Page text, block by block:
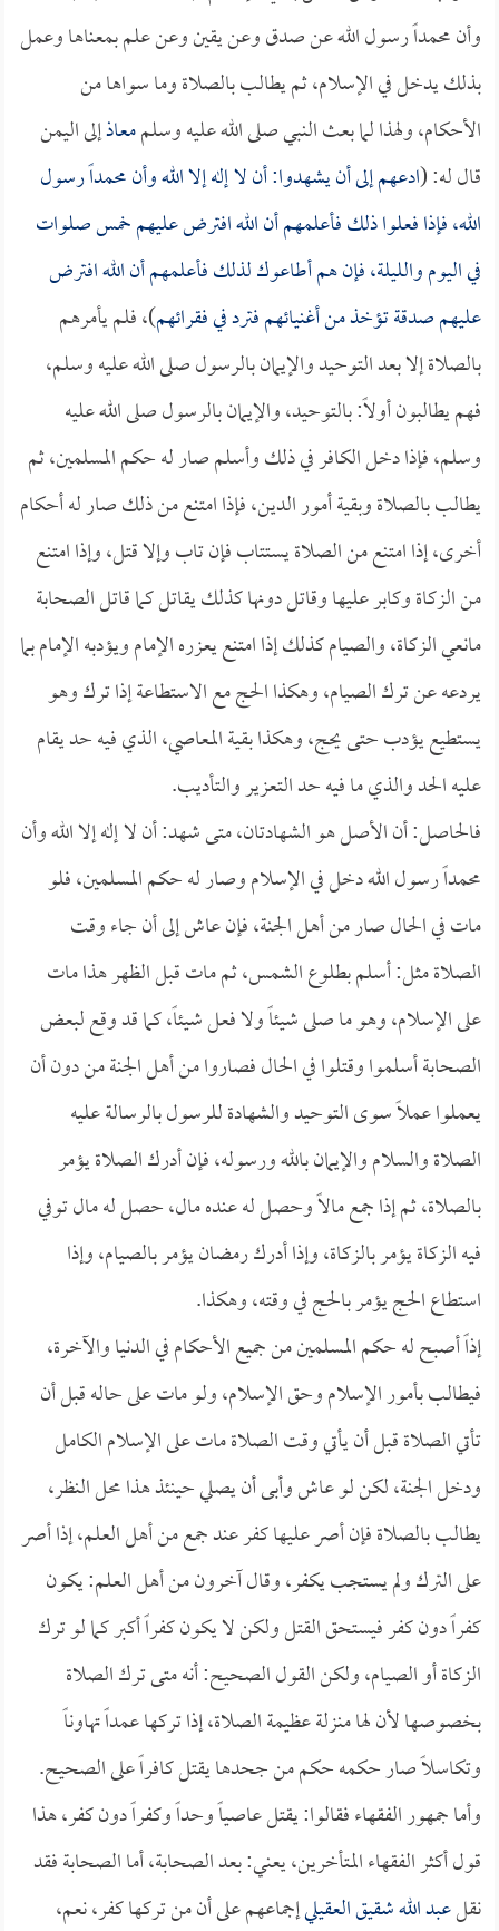
وأن محمداً رسول الله عن صدق وعن يقين وعن علم بمعناها وعمل
بذلك يدخل في الإسلام، ثم يطالب بالصلاة وما سواها من
الأحكام، ولهذا لما بعث النبي صلى الله عليه وسلممعاذإلى اليمن
قال له: (ادعهم إلى أن يشهدوا: أن لا إله إلا الله وأن محمداً رسول
الله، فإذا فعلوا ذلك فأعلمهم أن الله افترض عليهم خمس صلوات
في اليوم والليلة، فإن هم أطاعوك لذلك فأعلمهم أن الله افترض
عليهم صدقة تؤخذ من أغنيائهم فترد في فقرائهم)، فلم يأمرهم
بالصلاة إلا بعد التوحيد والإيمان بالرسول صلى الله عليه وسلم،
فهم يطالبون أولاً: بالتوحيد، والإيمان بالرسول صلى الله عليه
وسلم، فإذا دخل الكافر في ذلك وأسلم صار له حكم المسلمين، ثم
يطالب بالصلاة وبقية أمور الدين، فإذا امتنع من ذلك صار له أحكام
أخرى، إذا امتنع من الصلاة يستتاب فإن تاب وإلا قتل، وإذا امتنع
من الزكاة وكابر عليها وقاتل دونها كذلك يقاتل كما قاتل الصحابة
مانعي الزكاة، والصيام كذلك إذا امتنع يعزره الإمام ويؤدبه الإمام بما
يردعه عن ترك الصيام، وهكذا الحج مع الاستطاعة إذا ترك وهو
يستطيع يؤدب حتى يحج، وهكذا بقية المعاصي، الذي فيه حد يقام
عليه الحد والذي ما فيه حد التعزير والتأديب.
فالحاصل: أن الأصل هو الشهادتان، متى شهد: أن لا إله إلا الله وأن
محمداً رسول الله دخل في الإسلام وصار له حكم المسلمين، فلو
مات في الحال صار من أهل الجنة، فإن عاش إلى أن جاء وقت
الصلاة مثل: أسلم بطلوع الشمس، ثم مات قبل الظهر هذا مات
على الإسلام، وهو ما صلى شيئاً ولا فعل شيئاً، كما قد وقع لبعض
الصحابة أسلموا وقتلوا في الحال فصاروا من أهل الجنة من دون أن
يعملوا عملاً سوى التوحيد والشهادة للرسول بالرسالة عليه
الصلاة والسلام والإيمان بالله ورسوله، فإن أدرك الصلاة يؤمر
بالصلاة، ثم إذا جمع مالاً وحصل له عنده مال، حصل له مال توفي
فيه الزكاة يؤمر بالزكاة، وإذا أدرك رمضان يؤمر بالصيام، وإذا
استطاع الحج يؤمر بالحج في وقته، وهكذا.
إذاً أصبح له حكم المسلمين من جميع الأحكام في الدنيا والآخرة،
فيطالب بأمور الإسلام وحق الإسلام، ولو مات على حاله قبل أن
تأتي الصلاة قبل أن يأتي وقت الصلاة مات على الإسلام الكامل
ودخل الجنة، لكن لو عاش وأبى أن يصلي حينئذ هذا محل النظر،
يطالب بالصلاة فإن أصر عليها كفر عند جمع من أهل العلم، إذا أصر
على الترك ولم يستجب يكفر، وقال آخرون من أهل العلم: يكون
كفراً دون كفر فيستحق القتل ولكن لا يكون كفراً أكبر كما لو ترك
الزكاة أو الصيام، ولكن القول الصحيح: أنه متى ترك الصلاة
بخصوصها لأن لها منزلة عظيمة الصلاة، إذا تركها عمداً تهاوناً
وتكاسلاً صار حكمه حكم من جحدها يقتل كافراً على الصحيح.
وأما جمهور الفقهاء فقالوا: يقتل عاصياً وحداً وكفراً دون كفر، هذا
قول أكثر الفقهاء المتأخرين، يعني: بعد الصحابة، أما الصحابة فقد
نقلعبد الله شقيق العقيليإجماعهم على أن من تركها كفر، نعم،